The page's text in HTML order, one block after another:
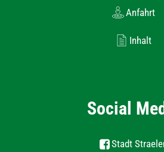
Anfahrt
Inhalt
Social
Stadt